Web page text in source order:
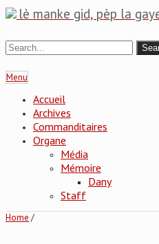
lè manke gid, pèp la
Menu
Accueil
Archives
Commanditaires
Organe
Média
Mémoire
Dany
Staff
Home /